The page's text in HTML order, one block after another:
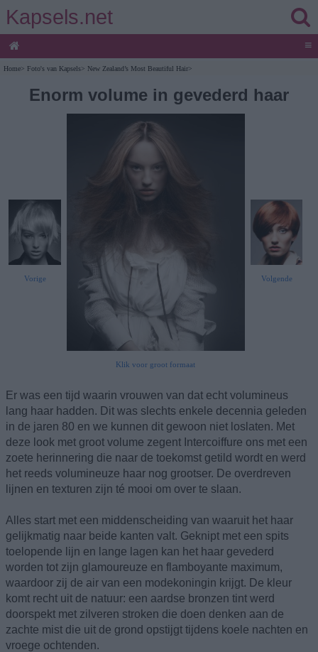
Kapsels.net
≡
Home> Foto's van Kapsels> New Zealand’s Most Beautiful Hair>
Enorm volume in gevederd haar
Vorige
Klik voor groot formaat
Volgende
Er was een tijd waarin vrouwen van dat echt volumineus
lang haar hadden. Dit was slechts enkele decennia geleden
in de jaren 80 en we kunnen dit gewoon niet loslaten. Met
deze look met groot volume zegent Intercoiffure ons met een
zoete herinnering die naar de toekomst getild wordt en werd
het reeds volumineuze haar nog grootser. De overdreven
lijnen en texturen zijn té mooi om over te slaan.
Alles start met een middenscheiding van waaruit het haar
gelijkmatig naar beide kanten valt. Geknipt met een spits
toelopende lijn en lange lagen kan het haar gevederd
worden tot zijn glamoureuze en flamboyante maximum,
waardoor zij de air van een modekoningin krijgt. De kleur
komt recht uit de natuur: een aardse bronzen tint werd
doorspekt met zilveren stroken die doen denken aan de
zachte mist die uit de grond opstijgt tijdens koele nachten en
vroege ochtenden.